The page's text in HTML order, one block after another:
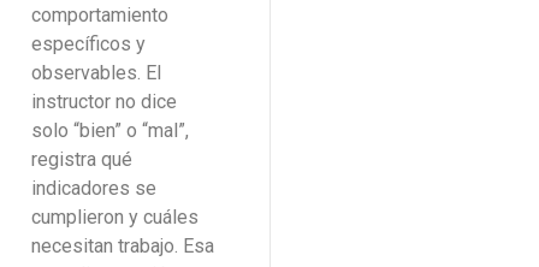
comportamiento
específicos y
observables. El
instructor no dice
solo “bien” o “mal”,
registra qué
indicadores se
cumplieron y cuáles
necesitan trabajo. Esa